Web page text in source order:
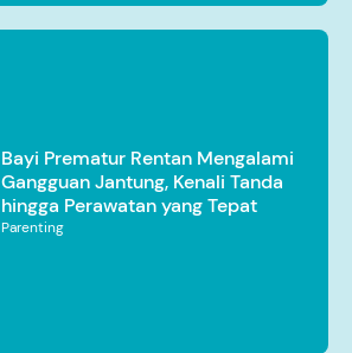
Bayi Prematur Rentan Mengalami
Gangguan Jantung, Kenali Tanda
hingga Perawatan yang Tepat
Parenting